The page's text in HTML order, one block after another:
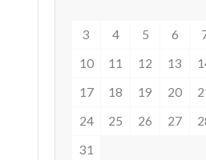
3
4 5 6
10
11 12 13
17
18 19 20
24
25 26 27
31